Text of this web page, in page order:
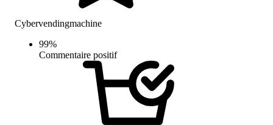
Cybervendingmachine
99%
Commentaire positif